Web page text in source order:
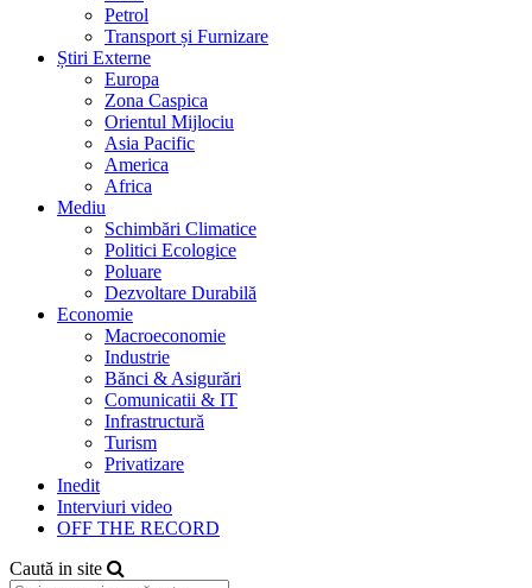
Petrol
Transport și Furnizare
Știri Externe
Europa
Zona Caspica
Orientul Mijlociu
Asia Pacific
America
Africa
Mediu
Schimbări Climatice
Politici Ecologice
Poluare
Dezvoltare Durabilă
Economie
Macroeconomie
Industrie
Bănci & Asigurări
Comunicatii & IT
Infrastructură
Turism
Privatizare
Inedit
Interviuri video
OFF THE RECORD
Caută in site